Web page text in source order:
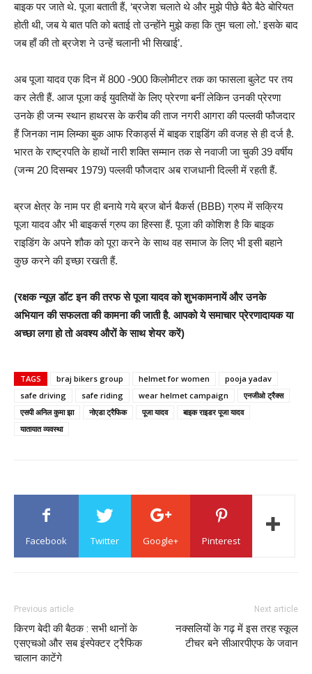
बाइक पर जाते थे. पूजा बताती हैं, ‘ब्रजेश चलाते थे और मुझे पीछे बैठे बैठे बोरियत
होती थी, जब ये बात पति को बताई तो उन्होंने मुझे कहा कि तुम चला लो.’ इसके बाद
जब हाँ की तो ब्रजेश ने उन्हें चलानी भी सिखाई’.
अब पूजा यादव एक दिन में 800 -900 किलोमीटर तक का फासला बुलेट पर तय
कर लेती हैं. आज पूजा कई युवतियों के लिए प्रेरणा बनीं लेकिन उनकी प्रेरणा
उनके ही जन्म स्थान हाथरस के करीब की ताज नगरी आगरा की पल्लवी फौजदार
हैं जिनका नाम लिम्का बुक आफ रिकार्ड्स में बाइक राइडिंग की वजह से ही दर्ज है.
भारत के राष्ट्रपति के हाथों नारी शक्ति सम्मान तक से नवाजी जा चुकी 39 वर्षीय
(जन्म 20 दिसम्बर 1979) पल्लवी फौजदार अब राजधानी दिल्ली में रहती हैं.
ब्रज क्षेत्र के नाम पर ही बनाये गये ब्रज बोर्न बैकर्स (BBB) ग्रुप में सक्रिय
पूजा यादव और भी बाइकर्स ग्रुप का हिस्सा हैं. पूजा की कोशिश है कि बाइक
राइडिंग के अपने शौक को पूरा करने के साथ वह समाज के लिए भी इसी बहाने
कुछ करने की इच्छा रखती हैं.
(रक्षक न्यूज़ डॉट इन की तरफ से पूजा यादव को शुभकामनायें और उनके
अभियान की सफलता की कामना की जाती है. आपको ये समाचार प्रेरणादायक या
अच्छा लगा हो तो अवश्य औरों के साथ शेयर करें)
TAGS braj bikers group helmet for women
pooja yadav
safe driving
safe riding wear helmet campaign
एनजीओ ट्रैक्स
एसपी अनिल कुमा झा
नोएडा ट्रैफिक पूजा यादव
बाइक राइडर पूजा यादव
यातायात व्यवस्था
Facebook Twitter Google+ Pinterest
Previous article
किरण बेदी की बैठक : सभी थानों के
एसएचओ और सब इंस्पेक्टर ट्रैफिक
चालान काटेंगे
Next article
नक्सलियों के गढ़ में इस तरह स्कूल
टीचर बने सीआरपीएफ के जवान